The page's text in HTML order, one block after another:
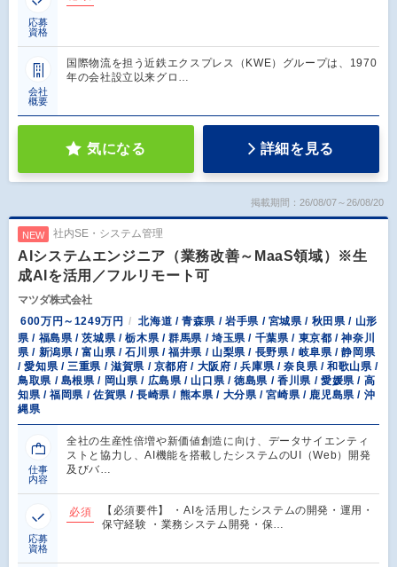
応募
資格
会社
概要
国際物流を担う近鉄エクスプレス（KWE）グループは、1970
年の会社設立以来グロ…
気になる 詳細を見る
掲載期間：26/08/07～26/08/20
NEW 社内SE・システム管理
AIシステムエンジニア（業務改善～MaaS領域）※生
成AIを活用／フルリモート可
マツダ株式会社
600万円～1249万円
北海道 / 青森県 / 岩手県 / 宮城県 / 秋田県 / 山形
県 / 福島県 / 茨城県 / 栃木県 / 群馬県 / 埼玉県 / 千葉県 / 東京都 / 神奈川
県 / 新潟県 / 富山県 / 石川県 / 福井県 / 山梨県 / 長野県 / 岐阜県 / 静岡県
/ 愛知県 / 三重県 / 滋賀県 / 京都府 / 大阪府 / 兵庫県 / 奈良県 / 和歌山県 /
鳥取県 / 島根県 / 岡山県 / 広島県 / 山口県 / 徳島県 / 香川県 / 愛媛県 / 高
知県 / 福岡県 / 佐賀県 / 長崎県 / 熊本県 / 大分県 / 宮崎県 / 鹿児島県 / 沖
縄県
仕事
内容
全社の生産性倍増や新価値創造に向け、データサイエンティ
ストと協力し、AI機能を搭載したシステムのUI（Web）開発
及びバ…
応募
資格
必須
【必須要件】 ・AIを活用したシステムの開発・運用・
保守経験 ・業務システム開発・保…